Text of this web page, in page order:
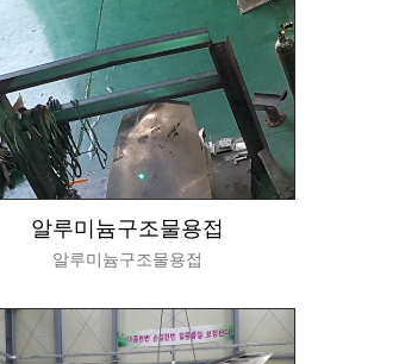
알루미늄구조물용접
알루미늄구조물용접